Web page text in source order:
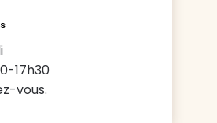
17h30
vous.